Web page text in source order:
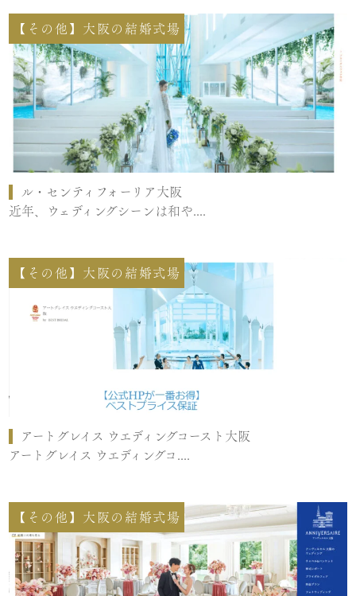
【その他】大阪の結婚式場
ル・センティフォーリア大阪
近年、ウェディングシーンは和や....
【その他】大阪の結婚式場
アートグレイス ウエディングコースト大阪
アートグレイス ウエディングコ....
【その他】大阪の結婚式場